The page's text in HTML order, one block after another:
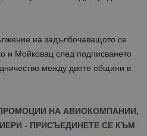
на задълбочаващото се
и Мойковац след подписването
между двете общини в
НА АВИОКОМПАНИИ,
- ПРИСЪЕДИНЕТЕ СЕ КЪМ